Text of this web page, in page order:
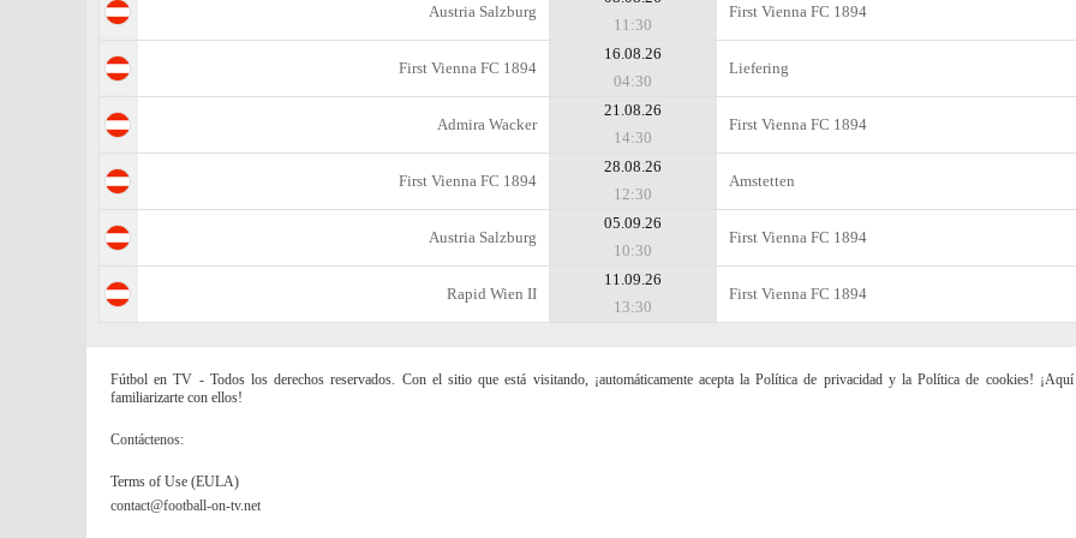
Austria Salzburg
11:30
First Vienna FC 1894
First Vienna FC 1894
16.08.26
04:30
Liefering
Admira Wacker
21.08.26
14:30
First Vienna FC 1894
First Vienna FC 1894
28.08.26
12:30
Amstetten
Austria Salzburg
05.09.26
10:30
First Vienna FC 1894
Rapid Wien II
11.09.26
13:30
First Vienna FC 1894
Fútbol en TV - Todos los derechos reservados. Con el sitio que está visitando, ¡automáticamente acepta la Política de privacidad y la Política de cookies! ¡Aquí
familiarizarte con ellos!
Contáctenos:
Terms of Use (EULA)
contact@football-on-tv.net